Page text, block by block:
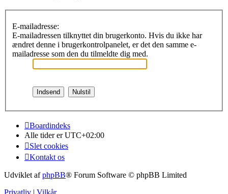
E-mailadresse:
E-mailadressen tilknyttet din brugerkonto. Hvis du ikke har
ændret denne i brugerkontrolpanelet, er det den samme e-
mailadresse som den du tilmeldte dig med.
Boardindeks
Alle tider erUTC+02:00
Slet cookies
Kontakt os
Udviklet afphpBB® Forum Software © phpBB Limited
Privatliv | Vilkår